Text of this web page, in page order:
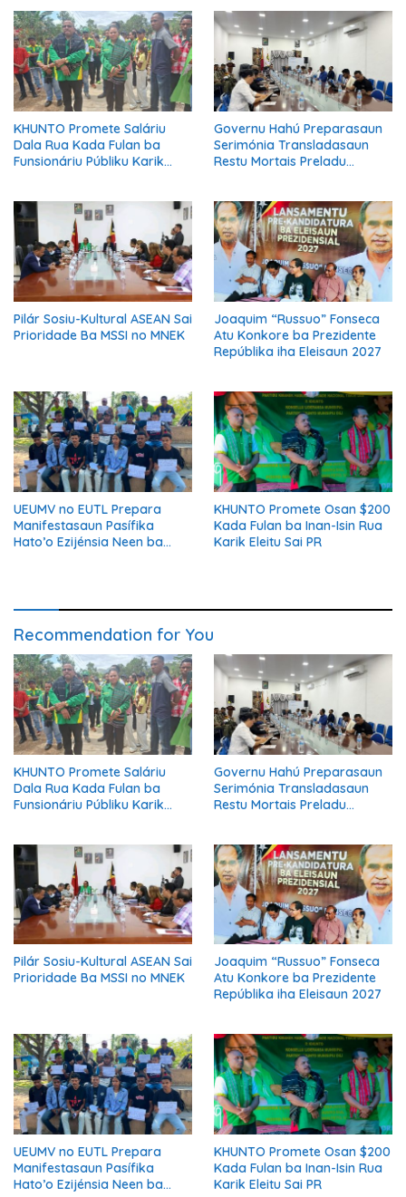
KHUNTO Promete Saláriu
Dala Rua Kada Fulan ba
Funsionáriu Públiku Karik
Governu Hahú Preparasaun
Serimónia Transladasaun
Restu Mortais Preladu
Pilár Sosiu-Kultural ASEAN Sai
Prioridade Ba MSSI no MNEK
Joaquim “Russuo” Fonseca
Atu Konkore ba Prezidente
Repúblika iha Eleisaun 2027
UEUMV no EUTL Prepara
Manifestasaun Pasífika
Hato’o Ezijénsia Neen ba
KHUNTO Promete Osan $200
Kada Fulan ba Inan-Isin Rua
Karik Eleitu Sai PR
Recommendation for You
KHUNTO Promete Saláriu
Dala Rua Kada Fulan ba
Funsionáriu Públiku Karik
Governu Hahú Preparasaun
Serimónia Transladasaun
Restu Mortais Preladu
Pilár Sosiu-Kultural ASEAN Sai
Prioridade Ba MSSI no MNEK
Joaquim “Russuo” Fonseca
Atu Konkore ba Prezidente
Repúblika iha Eleisaun 2027
UEUMV no EUTL Prepara
Manifestasaun Pasífika
Hato’o Ezijénsia Neen ba
KHUNTO Promete Osan $200
Kada Fulan ba Inan-Isin Rua
Karik Eleitu Sai PR